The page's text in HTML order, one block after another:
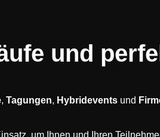
und
, Tagungen, Hybridevents und